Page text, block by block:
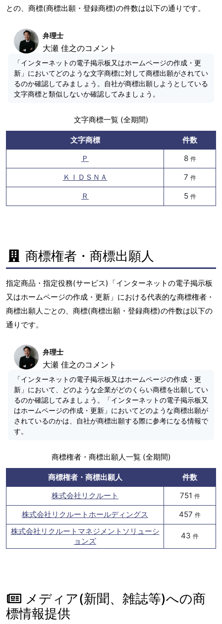
との、商標(商標出願・登録商標)の件数は以下の通りです。
弁理士
大瀬 佳之のコメント
「インターネットの電子掲示板又はホームページの作成・更
新」においてどのような文字商標に対して商標出願がされてい
るのか確認してみましょう。自社が商標出願しようとしている
文字商標と類似しないか確認してみましょう。
文字商標一覧 (全期間)
文字商標
件数
Ｐ
8 件
ＫＩＤＳＮＡ 7 件
Ｒ 5 件
商標権者・商標出願人
指定商品・指定役務(サービス)「インターネットの電子掲示板
又はホームページの作成・更新」における代表的な商標権者・
商標出願人ごとの、商標(商標出願・登録商標)の件数は以下の
通りです。
弁理士
大瀬 佳之のコメント
「インターネットの電子掲示板又はホームページの作成・更
新」において、どのような企業がどのくらい商標を出願してい
るのか確認してみましょう。「インターネットの電子掲示板又
はホームページの作成・更新」においてどのような商標出願が
されているのかは、自社が商標出願する際に参考になる情報で
す。
商標権者・商標出願人一覧 (全期間)
商標権者・商標出願人
件数
株式会社リクルート
751 件
株式会社リクルートホールディングス 457 件
株式会社リクルートマネジメントソリューシ
ョンズ
43 件
メディア(新聞、雑誌等)への商
標情報提供